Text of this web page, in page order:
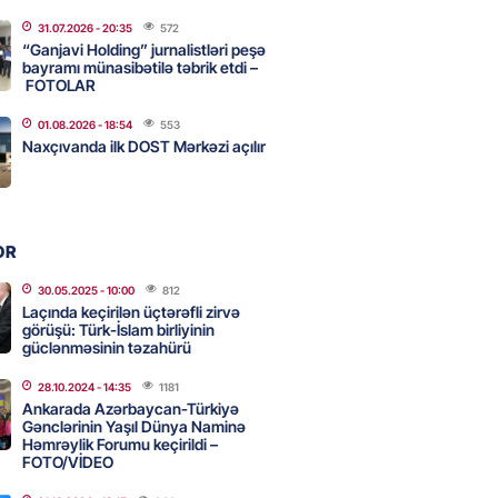
UNESCO-dakı yeni
kimdir? – DOSYE
- 16:00
pozan 26 nəfər tutuldu
və Yaroslavldakı
zavodunu vurub
- 15:30
Azərbaycanla bağlı tapşırıq
hərəkətə keçdi
31.07.2026- 20:35 572
“Ganjavi Holding” jurnalistləri peşə
bayramı münasibətilə təbrik etdi –
FOTOLAR
01.08.2026- 18:54 553
Naxçıvanda ilk DOST Mərkəzi açılır
30.05.2025- 10:00 812
Laçında keçirilən üçtərəfli zirvə
görüşü: Türk-İslam birliyinin
güclənməsinin təzahürü
28.10.2024- 14:35 1181
Ankarada Azərbaycan-Türkiyə
Gənclərinin Yaşıl Dünya Naminə
Həmrəylik Forumu keçirildi –
FOTO/VİDEO